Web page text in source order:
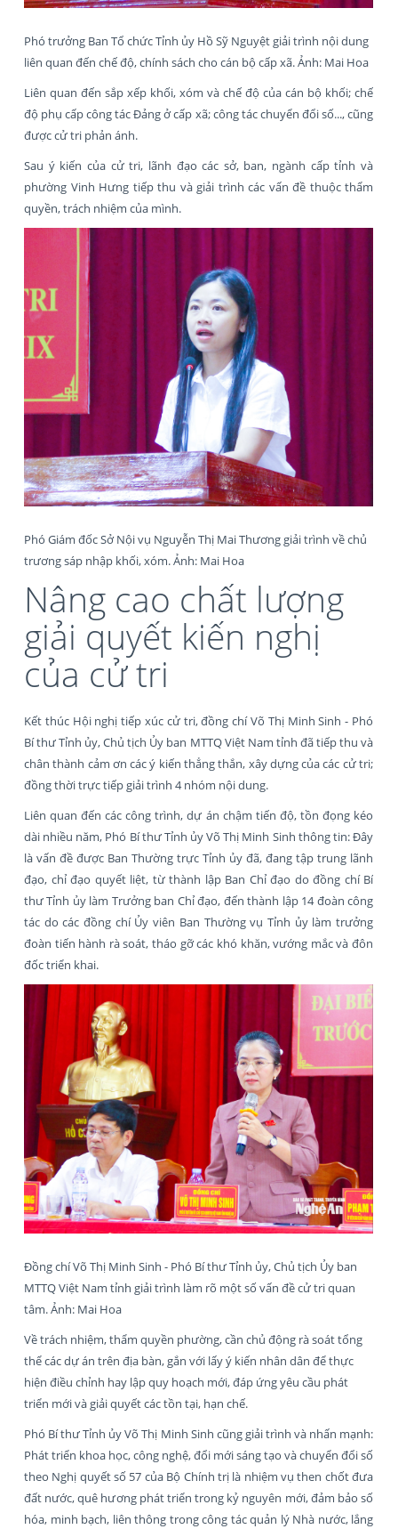
Phó trưởng Ban Tổ chức Tỉnh ủy Hồ Sỹ Nguyệt giải trình nội dung
liên quan đến chế độ, chính sách cho cán bộ cấp xã. Ảnh: Mai Hoa
Liên quan đến sắp xếp khối, xóm và chế độ của cán bộ khối; chế
độ phụ cấp công tác Đảng ở cấp xã; công tác chuyển đổi số..., cũng
được cử tri phản ánh.
Sau ý kiến của cử tri, lãnh đạo các sở, ban, ngành cấp tỉnh và
phường Vinh Hưng tiếp thu và giải trình các vấn đề thuộc thẩm
quyền, trách nhiệm của mình.
Phó Giám đốc Sở Nội vụ Nguyễn Thị Mai Thương giải trình về chủ
trương sáp nhập khối, xóm. Ảnh: Mai Hoa
Nâng cao chất lượng
giải quyết kiến nghị
của cử tri
Kết thúc Hội nghị tiếp xúc cử tri, đồng chí Võ Thị Minh Sinh - Phó
Bí thư Tỉnh ủy, Chủ tịch Ủy ban MTTQ Việt Nam tỉnh đã tiếp thu và
chân thành cảm ơn các ý kiến thẳng thắn, xây dựng của các cử tri;
đồng thời trực tiếp giải trình 4 nhóm nội dung.
Liên quan đến các công trình, dự án chậm tiến độ, tồn đọng kéo
dài nhiều năm, Phó Bí thư Tỉnh ủy Võ Thị Minh Sinh thông tin: Đây
là vấn đề được Ban Thường trực Tỉnh ủy đã, đang tập trung lãnh
đạo, chỉ đạo quyết liệt, từ thành lập Ban Chỉ đạo do đồng chí Bí
thư Tỉnh ủy làm Trưởng ban Chỉ đạo, đến thành lập 14 đoàn công
tác do các đồng chí Ủy viên Ban Thường vụ Tỉnh ủy làm trưởng
đoàn tiến hành rà soát, tháo gỡ các khó khăn, vướng mắc và đôn
đốc triển khai.
Đồng chí Võ Thị Minh Sinh - Phó Bí thư Tỉnh ủy, Chủ tịch Ủy ban
MTTQ Việt Nam tỉnh giải trình làm rõ một số vấn đề cử tri quan
tâm. Ảnh: Mai Hoa
Về trách nhiệm, thẩm quyền phường, cần chủ động rà soát tổng
thể các dự án trên địa bàn, gắn với lấy ý kiến nhân dân để thực
hiện điều chỉnh hay lập quy hoạch mới, đáp ứng yêu cầu phát
triển mới và giải quyết các tồn tại, hạn chế.
Phó Bí thư Tỉnh ủy Võ Thị Minh Sinh cũng giải trình và nhấn mạnh:
Phát triển khoa học, công nghệ, đổi mới sáng tạo và chuyển đổi số
theo Nghị quyết số 57 của Bộ Chính trị là nhiệm vụ then chốt đưa
đất nước, quê hương phát triển trong kỷ nguyên mới, đảm bảo số
hóa, minh bạch, liên thông trong công tác quản lý Nhà nước, lắng